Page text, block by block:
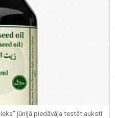
jūnijā piedāvāja testēt auksti